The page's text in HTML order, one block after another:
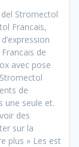
Stromectol
Francais,
de
avec pose
de
une seule et.
des
sur la
plus » Les est